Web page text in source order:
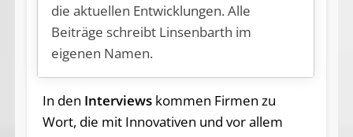
die aktuellen Entwicklungen. Alle
Beiträge schreibt Linsenbarth im
eigenen Namen.
In den Interviewskommen Firmen zu
Wort, die mit Innovativen und vor allem